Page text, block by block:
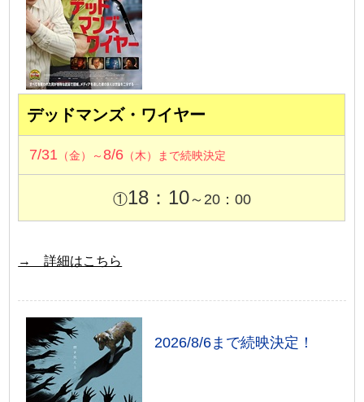
デッドマンズ・ワイヤー
7/31 （金）～8/6 （木）まで続映決定
①18：10～20：00
→ 詳細はこちら
2026/8/6まで続映決定！